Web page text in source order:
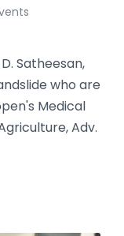
Satheesan,
who are
Medical
Adv.